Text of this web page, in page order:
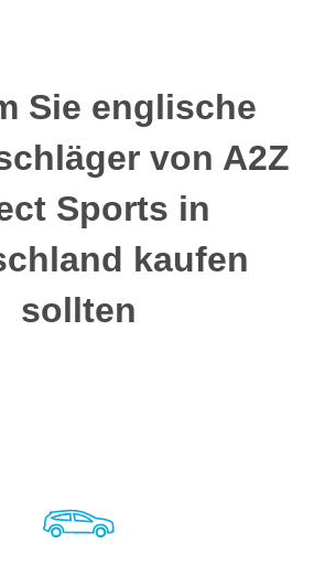
Sie englische
von A2Z
Sports in
kaufen
sollten